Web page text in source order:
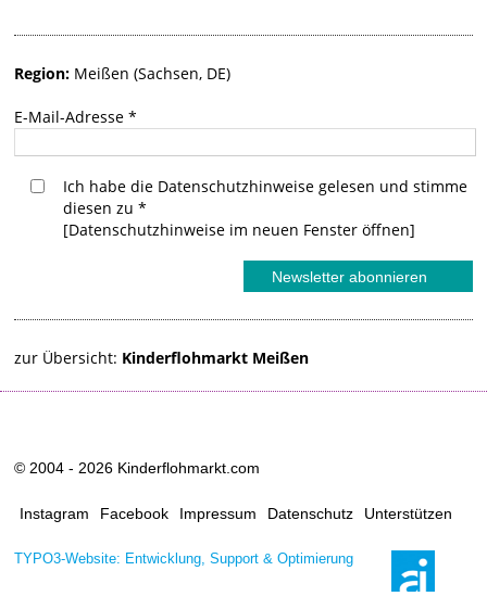
Region: Meißen (Sachsen, DE)
E-Mail-Adresse*
Ich habe die Datenschutzhinweise gelesen und stimme
diesen zu*
[Datenschutzhinweise im neuen Fenster öffnen]
zur Übersicht: Kinderflohmarkt Meißen
© 2004 - 2026 Kinderflohmarkt.com
Instagram Facebook Impressum Datenschutz Unterstützen
TYPO3-Website: Entwicklung, Support & Optimierung